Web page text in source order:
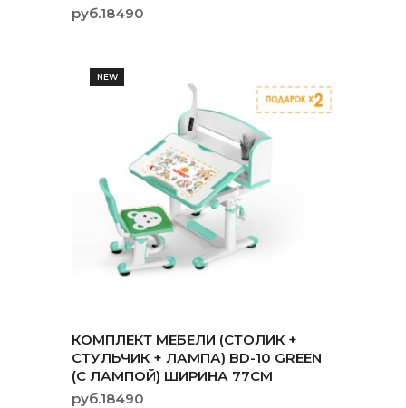
руб.18490
NEW
КОМПЛЕКТ МЕБЕЛИ (СТОЛИК +
СТУЛЬЧИК + ЛАМПА) BD-10 GREEN
(С ЛАМПОЙ) ШИРИНА 77СМ
руб.18490